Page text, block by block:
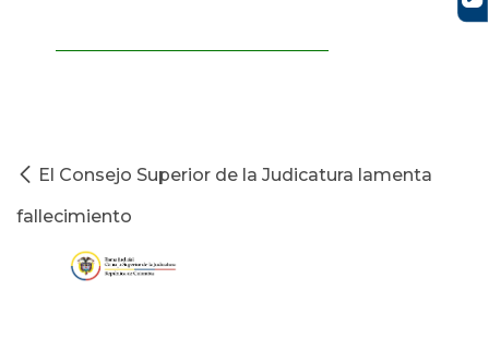
El Consejo Superior de la Judicatura lamenta
fallecimiento